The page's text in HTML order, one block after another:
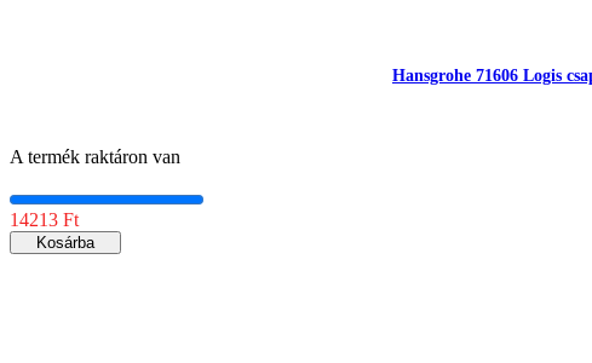
Hansgrohe 71606 Logis
A termék raktáron van
14213 Ft
Kosárba